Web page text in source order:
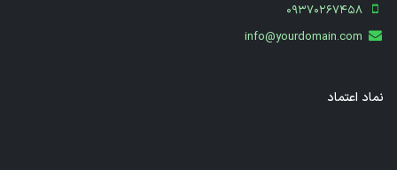
09370267458
info@yourdomain.com
نماد اعتماد